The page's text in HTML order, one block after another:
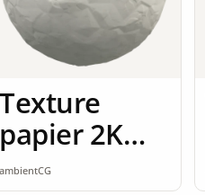
Texture
papier 2K
seamless
ambientCG